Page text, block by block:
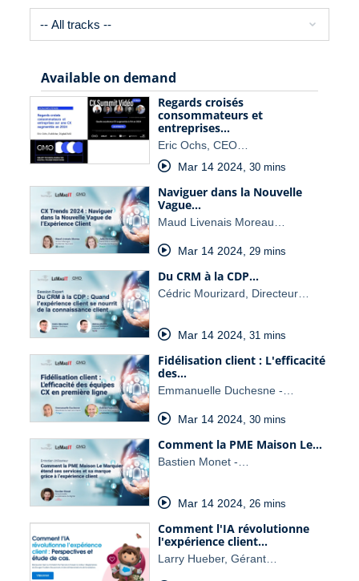
Available on demand
Regards croisés
consommateurs et
entreprises…
Eric Ochs, CEO…
Mar 14 2024, 30 mins
Naviguer dans la Nouvelle
Vague…
Maud Livenais Moreau…
Mar 14 2024, 29 mins
Du CRM à la CDP…
Cédric Mourizard, Directeur…
Mar 14 2024, 31 mins
Fidélisation client : L'efficacité
des…
Emmanuelle Duchesne -…
Mar 14 2024, 30 mins
Comment la PME Maison Le…
Bastien Monet -…
Mar 14 2024, 26 mins
Comment l'IA révolutionne
l'expérience client…
Larry Hueber, Gérant…